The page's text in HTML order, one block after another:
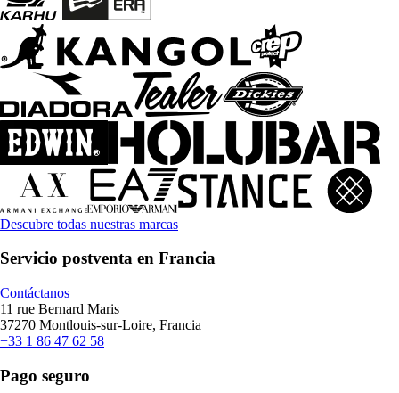
Descubre todas nuestras marcas
Servicio postventa en Francia
Contáctanos
11 rue Bernard Maris
37270 Montlouis-sur-Loire, Francia
+33 1 86 47 62 58
Pago seguro